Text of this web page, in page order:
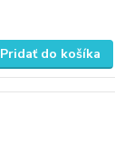
Pridať do košíka